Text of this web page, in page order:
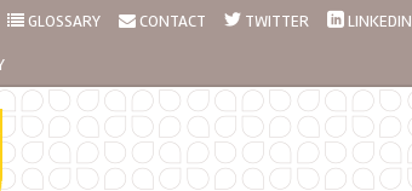
GLOSSARY CONTACT TWITTER LINKEDIN